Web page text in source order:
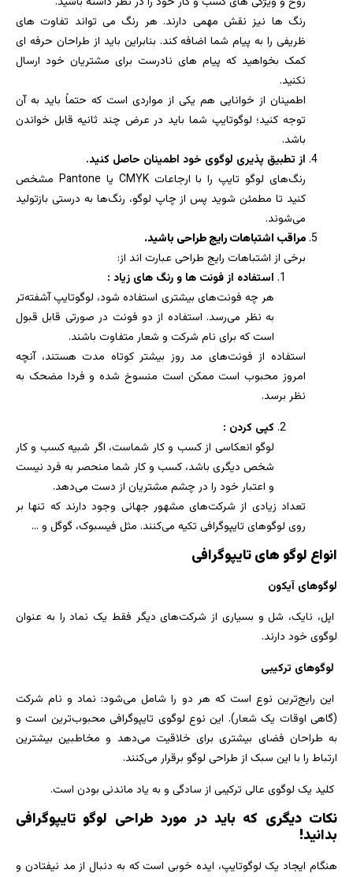
رنگ ها نیز نقش مهمی دارند. هر رنگ می تواند تفاوت های
ظریفی را به پیام شما اضافه کند. بنابراین باید از طراحان حرفه ای
کمک بخواهید که پیام های نادرست برای مشتریان خود ارسال
نکنید.
اطمینان از خوانایی هم یکی از مواردی است که حتماً باید به آن
توجه کنید؛ لوگوتایپ شما باید در عرض چند ثانیه قابل خواندن
باشد.
از تطبیق پذیری لوگوی خود اطمینان حاصل کنید.
رنگ‌های لوگو تایپ را با ارجاعات CMYK یا Pantone مشخص
کنید تا مطمئن شوید پس از چاپ لوگو، رنگ‌ها به درستی بازتولید
می‌شوند.
مراقب اشتباهات رایج طراحی باشید.
برخی از اشتباهات رایج طراحی عبارت اند از:
استفاده از فونت ها و رنگ های زیاد :
هر چه فونت‌های بیشتری استفاده شود، لوگوتایپ آشفته‌تر
به نظر می‌رسد. استفاده از دو فونت در صورتی قابل قبول
است که برای نام شرکت و شعار متفاوت باشند.
استفاده از فونت‌های مد روز بیشتر کوتاه مدت هستند، آنچه
امروز محبوب است ممکن است منسوخ شده و فردا مضحک به
نظر برسد.
کپی کردن :
لوگو انعکاسی از کسب و کار شماست، اگر شبیه کسب و کار
شخص دیگری باشد، کسب و کار شما منحصر به فرد نیست
و اعتبار خود را در چشم مشتریان از دست می‌دهد.
تعداد زیادی از شرکت‌های مشهور جهانی وجود دارند که تنها بر
روی لوگوهای تایپوگرافی تکیه می‌کنند. مثل فیسبوک، گوگل و …
انواع لوگو های تایپوگرافی
لوگوهای آیکون
اپل، نایک، شل و بسیاری از شرکت‌های دیگر فقط یک نماد را به عنوان
لوگوی خود دارند.
لوگوهای ترکیبی
این رایج‌ترین نوع است که هر دو را شامل می‌شود: نماد و نام شرکت
(گاهی اوقات یک شعار). این نوع لوگوی تایپوگرافی محبوب‌ترین است و
به طراحان فضای بیشتری برای خلاقیت می‌دهد و مخاطبین بیشترین
ارتباط را با این سبک از طراحی لوگو برقرار می‌کنند.
کلید یک لوگوی عالی ترکیبی از سادگی و به یاد ماندنی بودن است.
نکات دیگری که باید در مورد طراحی لوگو تایپوگرافی
بدانید!
هنگام ایجاد یک لوگوتایپ، ایده خوبی است که به دنبال از مد نیفتادن و